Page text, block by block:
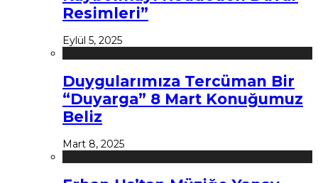
Resimleri”
Eylül 5, 2025
Duygularımıza Tercüman Bir
“Duyarga” 8 Mart Konuğumuz
Beliz
Mart 8, 2025